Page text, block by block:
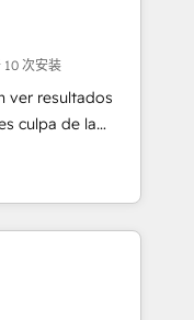
• RevOps &
What
into your
and
10 次安装
ver resultados
culpa de la
problema
La entrega
varios
siempre
avanzando.